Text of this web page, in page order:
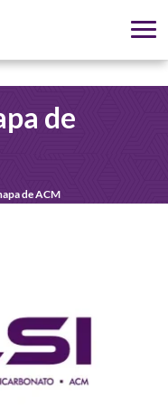
de
de ACM